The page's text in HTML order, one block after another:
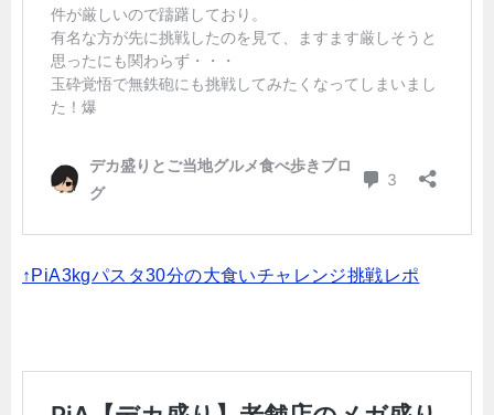
↑PiA3kgパスタ30分の大食いチャレンジ挑戦レポ